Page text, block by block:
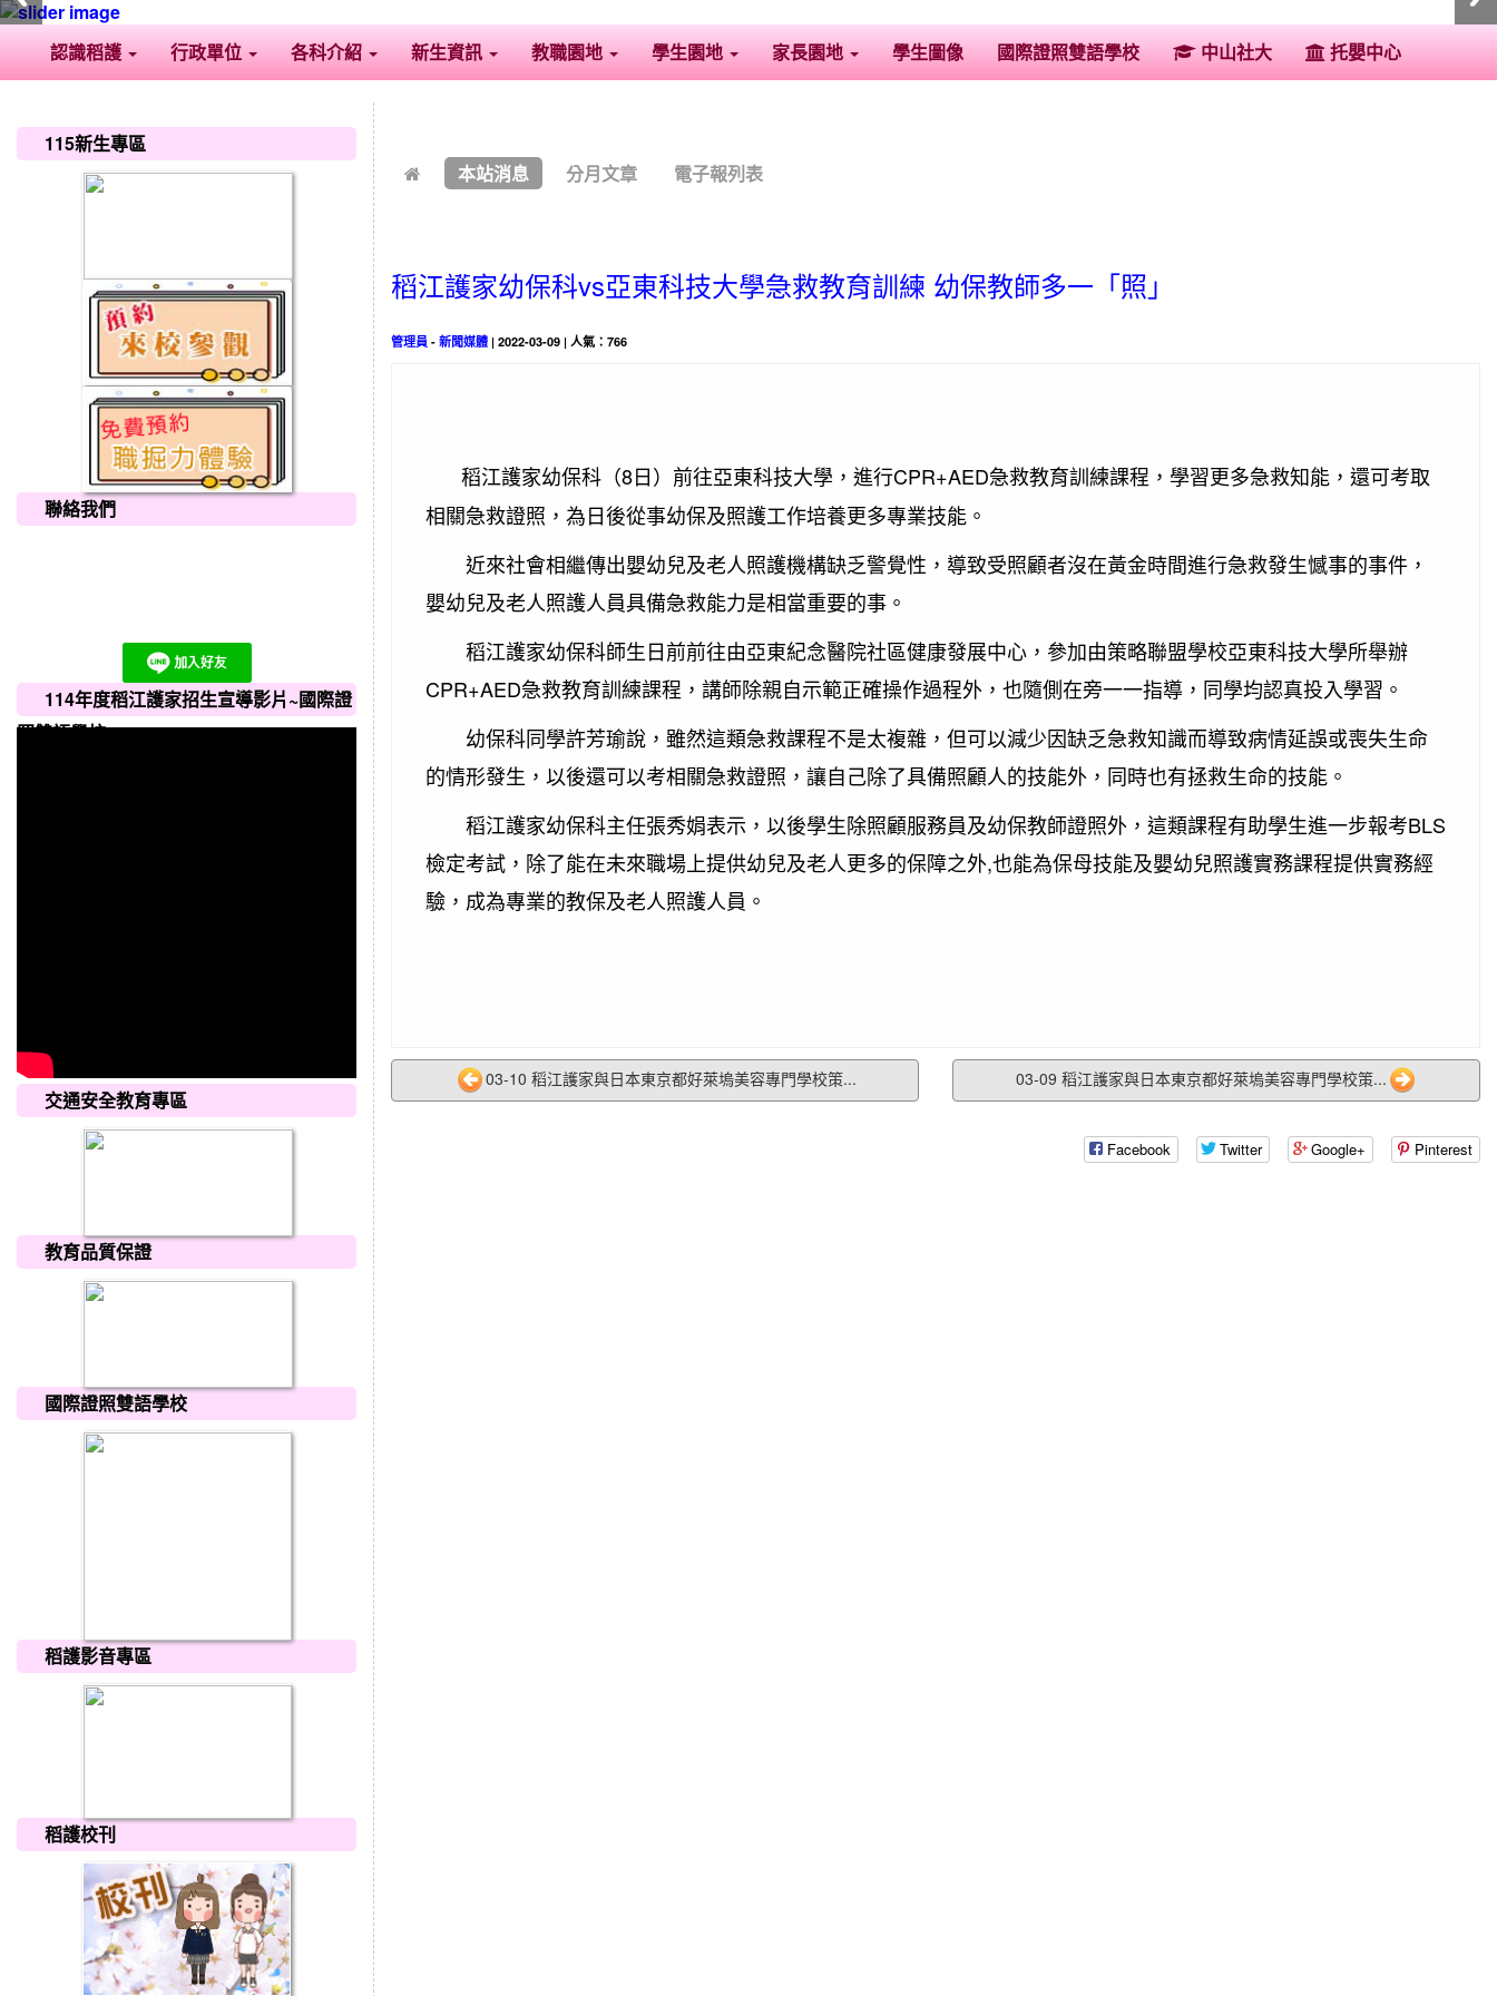
認識稻護 行政單位 各科介紹 新生資訊 教職園地 學生園地 家長園地 學生圖像 國際證照雙語學校 中山社大 托嬰中心
本站消息 分月文章 電子報列表
稻江護家幼保科vs亞東科技大學急救教育訓練 幼保教師多一「照」
管理員 - 新聞媒體 | 2022-03-09 | 人氣：766
稻江護家幼保科（8日）前往亞東科技大學，進行CPR+AED急救教育訓練課程，學習更多急救知能，還可考取
相關急救證照，為日後從事幼保及照護工作培養更多專業技能。
近來社會相繼傳出嬰幼兒及老人照護機構缺乏警覺性，導致受照顧者沒在黃金時間進行急救發生憾事的事件，
嬰幼兒及老人照護人員具備急救能力是相當重要的事。
稻江護家幼保科師生日前前往由亞東紀念醫院社區健康發展中心，參加由策略聯盟學校亞東科技大學所舉辦
CPR+AED急救教育訓練課程，講師除親自示範正確操作過程外，也隨側在旁一一指導，同學均認真投入學習。
幼保科同學許芳瑜說，雖然這類急救課程不是太複雜，但可以減少因缺乏急救知識而導致病情延誤或喪失生命
的情形發生，以後還可以考相關急救證照，讓自己除了具備照顧人的技能外，同時也有拯救生命的技能。
稻江護家幼保科主任張秀娟表示，以後學生除照顧服務員及幼保教師證照外，這類課程有助學生進一步報考BLS
檢定考試，除了能在未來職場上提供幼兒及老人更多的保障之外,也能為保母技能及嬰幼兒照護實務課程提供實務經
驗，成為專業的教保及老人照護人員。
03-10 稻江護家與日本東京都好萊塢美容專門學校策... 03-09 稻江護家與日本東京都好萊塢美容專門學校策...
Facebook Twitter Google+ Pinterest
115新生專區
聯絡我們
114年度稻江護家招生宣導影片~國際證
照雙語學校
交通安全教育專區
教育品質保證
國際證照雙語學校
稻護影音專區
稻護校刊